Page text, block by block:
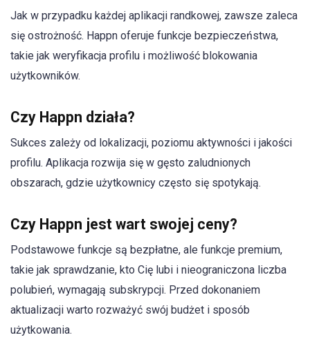
Jak w przypadku każdej aplikacji randkowej, zawsze zaleca
się ostrożność. Happn oferuje funkcje bezpieczeństwa,
takie jak weryfikacja profilu i możliwość blokowania
użytkowników.
Czy Happn działa?
Sukces zależy od lokalizacji, poziomu aktywności i jakości
profilu. Aplikacja rozwija się w gęsto zaludnionych
obszarach, gdzie użytkownicy często się spotykają.
Czy Happn jest wart swojej ceny?
Podstawowe funkcje są bezpłatne, ale funkcje premium,
takie jak sprawdzanie, kto Cię lubi i nieograniczona liczba
polubień, wymagają subskrypcji. Przed dokonaniem
aktualizacji warto rozważyć swój budżet i sposób
użytkowania.